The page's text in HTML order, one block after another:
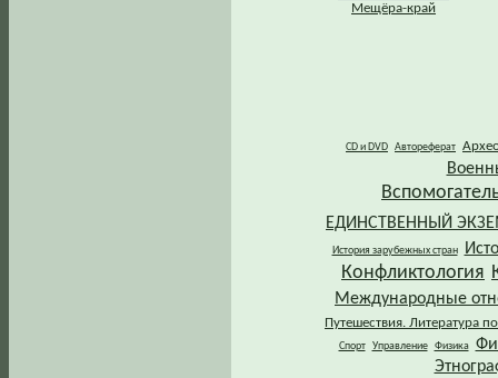
Мещёра-край
CD и DVD Автореферат
ЕДИНСТВЕННЫЙ
История зарубежных стран
Конфликтология
Международные
Путешествия. Литература
Спорт Управление Физика